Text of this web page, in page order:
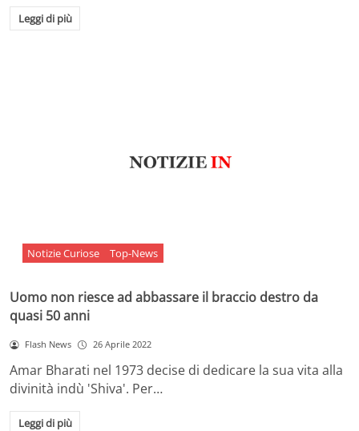
Leggi di più
Notizie Curiose Top-News
Uomo non riesce ad abbassare il braccio destro da
quasi 50 anni
Flash News 26 Aprile 2022
Amar Bharati nel 1973 decise di dedicare la sua vita alla
divinità indù 'Shiva'. Per…
Leggi di più